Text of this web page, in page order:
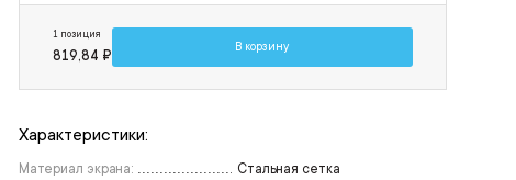
1 позиция
819,84 ₽
В корзину
Характеристики:
Материал экрана:
Стальная сетка